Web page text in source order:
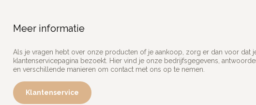
Meer informatie
Als je vragen hebt over onze producten of je aankoop, zorg er dan voor dat
klantenservicepagina bezoekt. Hier vind je onze bedrijfsgegevens,
en verschillende manieren om contact met ons op te nemen.
Klantenservice